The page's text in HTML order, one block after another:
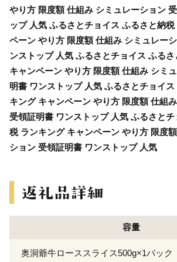
やり方 限度額 仕組み シミュレーション
ップ 人気 ふるさとチョイス ふるさと納
ペーン やり方 限度額 仕組み シミュレー
ンストップ 人気 ふるさとチョイス ふる
キャンペーン やり方 限度額 仕組み シミ
明書 ワンストップ 人気 ふるさとチョイ
キング キャンペーン やり方 限度額 仕組
受領証明書 ワンストップ 人気 ふるさと
税 ランキング キャンペーン やり方 限度
ション 受領証明書 ワンストップ 人気
容量
奥洞爺牛ローススライス500g×1パック